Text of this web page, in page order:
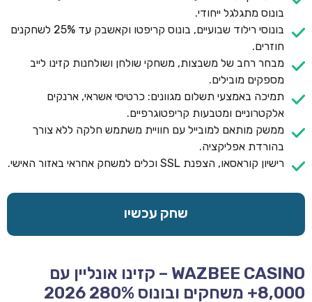
בונוס מתגלגל ייחודי.
בונוסי רילוד שבועיים, בונוס קריפטו וקאשבק עד 25% לשחקנים
חוזרים.
מבחר רחב של משבצות, משחקי שולחן ושולחנות קזינו לייב
מספקים מובילים.
תמיכה באמצעי תשלום מגוונים: כרטיסי אשראי, ארנקים
אלקטרוניים ומטבעות קריפטוגרפיים.
ממשק מותאם למובייל עם חוויית משתמש חלקה ללא צורך
בהורדת אפליקציה.
רישיון קוראסאו, הצפנת SSL וכלים למשחק אחראי באזור האישי.
שחק עכשיו
WAZBEE CASINO – קזינו אונליין עם
8,000+ משחקים ובונוס 280% 2026